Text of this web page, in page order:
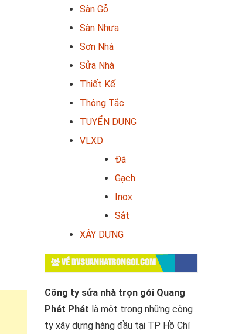
Sàn Gỗ
Sàn Nhựa
Sơn Nhà
Sửa Nhà
Thiết Kế
Thông Tắc
TUYỂN DỤNG
VLXD
Đá
Gạch
Inox
Sắt
XÂY DỰNG
VỀ DVSUANHATRONGOI.COM
Công ty sửa nhà trọn gói Quang
Phát Phát là một trong những công
ty xây dựng hàng đầu tại TP Hồ Chí